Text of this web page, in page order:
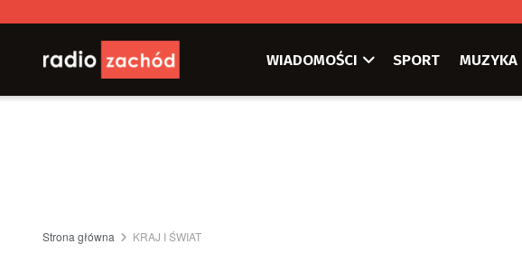
WIADOMOŚCI SPORT MUZYKA
Strona główna KRAJ I ŚWIAT